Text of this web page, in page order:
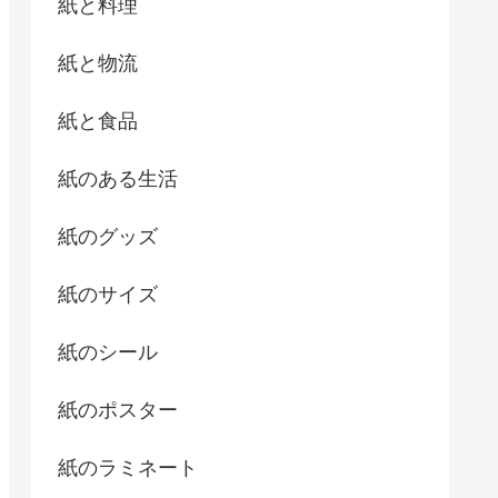
紙と料理
紙と物流
紙と食品
紙のある生活
紙のグッズ
紙のサイズ
紙のシール
紙のポスター
紙のラミネート